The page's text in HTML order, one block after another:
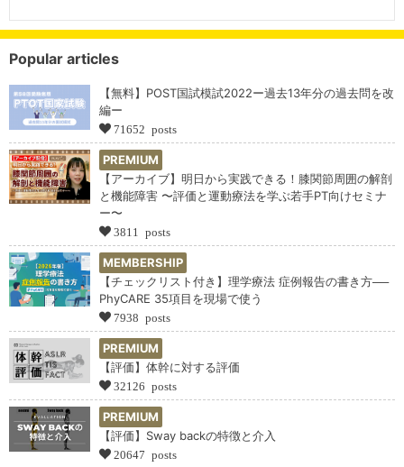
Popular articles
【無料】POST国試模試2022ー過去13年分の過去問を改
編ー
71652 posts
PREMIUM
【アーカイブ】明日から実践できる！膝関節周囲の解剖
と機能障害 〜評価と運動療法を学ぶ若手PT向けセミナ
ー〜
3811 posts
MEMBERSHIP
【チェックリスト付き】理学療法 症例報告の書き方──
PhyCARE 35項目を現場で使う
7938 posts
PREMIUM
【評価】体幹に対する評価
32126 posts
PREMIUM
【評価】Sway backの特徴と介入
20647 posts